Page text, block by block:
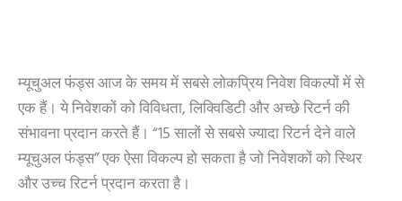
म्यूचुअल फंड्स आज के समय में सबसे लोकप्रिय निवेश विकल्पों में से
एक हैं। ये निवेशकों को विविधता, लिक्विडिटी और अच्छे रिटर्न की
संभावना प्रदान करते हैं। “15 सालों से सबसे ज्यादा रिटर्न देने वाले
म्यूचुअल फंड्स” एक ऐसा विकल्प हो सकता है जो निवेशकों को स्थिर
और उच्च रिटर्न प्रदान करता है।